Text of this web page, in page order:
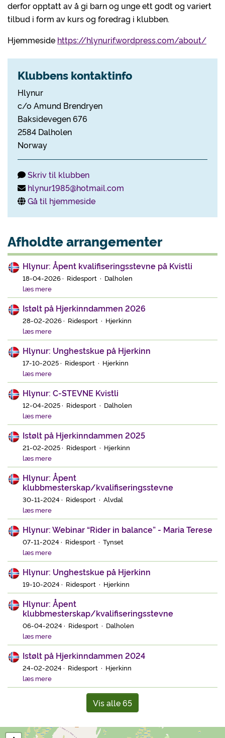
derfor opptatt av å gi barn og unge ett godt og variert
tilbud i form av kurs og foredrag i klubben.
Hjemmeside https://hlynurif.wordpress.com/about/
Klubbens kontaktinfo
Hlynur
c/o Amund Brendryen
Baksidevegen 676
2584 Dalholen
Norway
Skriv til klubben
hlynur1985@hotmail.com
Gå til hjemmeside
Afholdte arrangementer
Hlynur: Åpent kvalifiseringsstevne på Kvistli
18-04-2026 · Ridesport · Dalholen
læs mere
Istølt på Hjerkinndammen 2026
28-02-2026 · Ridesport · Hjerkinn
læs mere
Hlynur: Unghestskue på Hjerkinn
17-10-2025 · Ridesport · Hjerkinn
læs mere
Hlynur: C-STEVNE Kvistli
12-04-2025 · Ridesport · Dalholen
læs mere
Istølt på Hjerkinndammen 2025
21-02-2025 · Ridesport · Hjerkinn
læs mere
Hlynur: Åpent
klubbmesterskap/kvalifiseringsstevne
30-11-2024 · Ridesport · Alvdal
læs mere
Hlynur: Webinar “Rider in balance” - Maria Terese
07-11-2024 · Ridesport · Tynset
læs mere
Hlynur: Unghestskue på Hjerkinn
19-10-2024 · Ridesport · Hjerkinn
Hlynur: Åpent
klubbmesterskap/kvalifiseringsstevne
06-04-2024 · Ridesport · Dalholen
læs mere
Istølt på Hjerkinndammen 2024
24-02-2024 · Ridesport · Hjerkinn
læs mere
Vis alle 65